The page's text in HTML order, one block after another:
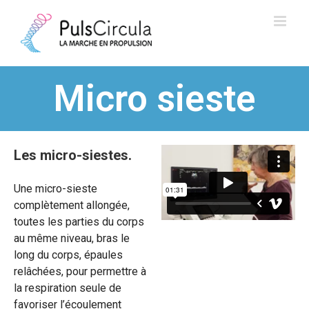
Micro sieste
Les micro-siestes.
Une micro-sieste
complètement allongée,
toutes les parties du corps
au même niveau, bras le
long du corps, épaules
relâchées, pour permettre à
la respiration seule de
favoriser l’écoulement